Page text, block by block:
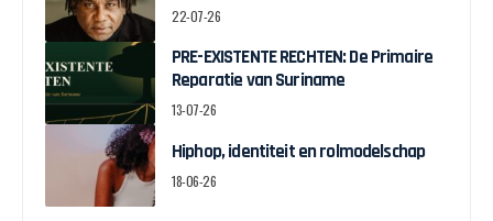
22-07-26
PRE-EXISTENTE RECHTEN: De Primaire
Reparatie van Suriname
13-07-26
Hiphop, identiteit en rolmodelschap
18-06-26